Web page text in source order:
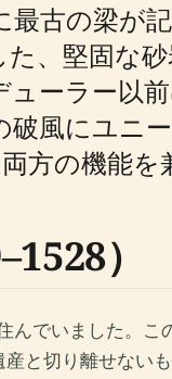
古の梁が
、堅固な
ューラー以
風にユニ
方の機能
）
でいました。
と切り離せない